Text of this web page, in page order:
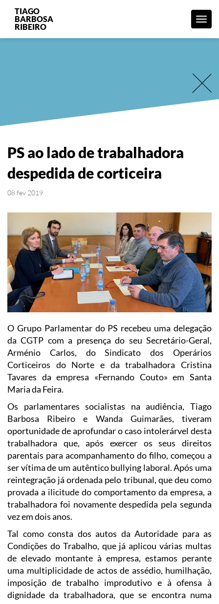
Menu
TIAGO
BARBOSA
RIBEIRO
PS ao lado de trabalhadora
despedida de corticeira
08 fev 2019
O Grupo Parlamentar do PS recebeu uma delegação
da CGTP com a presença do seu Secretário-Geral,
Arménio Carlos, do Sindicato dos Operários
Corticeiros do Norte e da trabalhadora Cristina
Tavares da empresa «Fernando Couto» em Santa
Maria da Feira.
Os parlamentares socialistas na audiência, Tiago
Barbosa Ribeiro e Wanda Guimarães, tiveram
oportunidade de aprofundar o caso intolerárvel desta
trabalhadora que, após exercer os seus direitos
parentais para acompanhamento do filho, começou a
ser vítima de um autêntico bullying laboral. Após uma
reintegração já ordenada pelo tribunal, que deu como
provada a ilicitude do comportamento da empresa, a
trabalhadora foi novamente despedida pela segunda
vez em dois anos.
Tal como consta dos autos da Autoridade para as
Condições do Trabalho, que já aplicou várias multas
de elevado montante à empresa, estamos perante
uma multiplicidade de actos de assédio, humilhação,
imposição de trabalho improdutivo e à ofensa à
dignidade da trabalhadora, que se encontra numa